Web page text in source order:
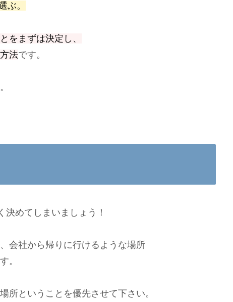
ぶ。
をまずは決定し、
法です。
決めてしまいましょう！
会社から帰りに行けるような場所
。
所ということを優先させて下さい。